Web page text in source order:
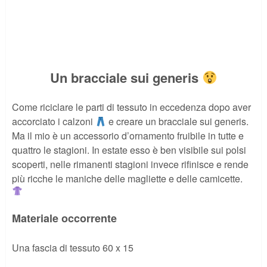
Un bracciale sui generis
Come riciclare le parti di tessuto in eccedenza dopo aver
accorciato i calzoni
e creare un bracciale sui generis.
Ma il mio è un accessorio d’ornamento fruibile in tutte e
quattro le stagioni. In estate esso è ben visibile sui polsi
scoperti, nelle rimanenti stagioni invece rifinisce e rende
più ricche le maniche delle magliette e delle camicette.
Materiale occorrente
Una fascia di tessuto 60 x 15